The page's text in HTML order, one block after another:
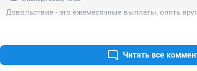
Довольствие - это ежемесячные выплаты, опять
Читать все